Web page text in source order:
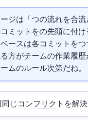
ジは「2つの流れを合流
ミットをmainの先頭に
ースは各コミットを1つ
方がチームの作業履歴
ムのルール次第だね。
じ コンフリクト を解